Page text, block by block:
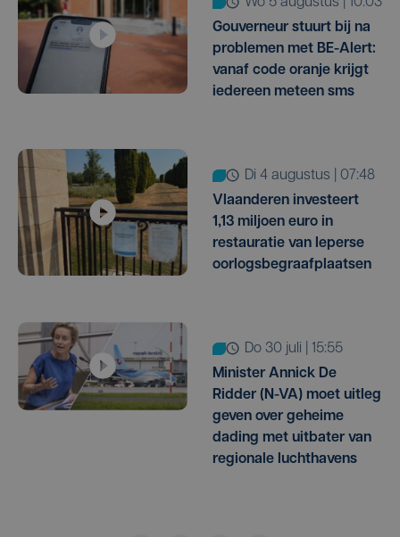
Gouverneur stuurt bij na
problemen met BE-Alert:
vanaf code oranje krijgt
iedereen meteen sms
di 4 augustus | 07:48
Vlaanderen investeert
1,13 miljoen euro in
restauratie van Ieperse
oorlogsbegraafplaatsen
do 30 juli | 15:55
Minister Annick De
Ridder (N-VA) moet uitleg
geven over geheime
dading met uitbater van
regionale luchthavens